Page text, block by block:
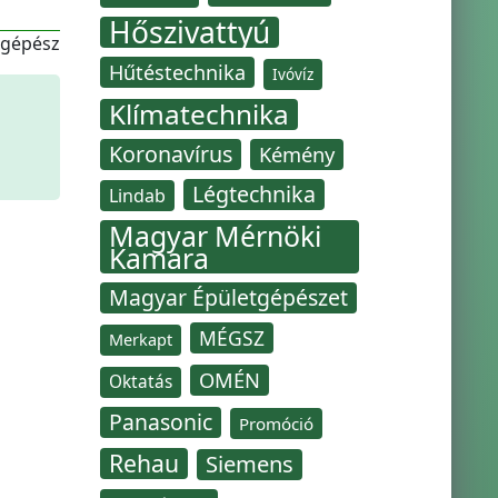
Hőszivattyú
Hűtéstechnika Ivóvíz
Klímatechnika
Koronavírus Kémény
Lindab Légtechnika
Magyar Mérnöki
Kamara
Magyar Épületgépészet
Merkapt MÉGSZ
Oktatás OMÉN
Panasonic Promóció
Rehau Siemens